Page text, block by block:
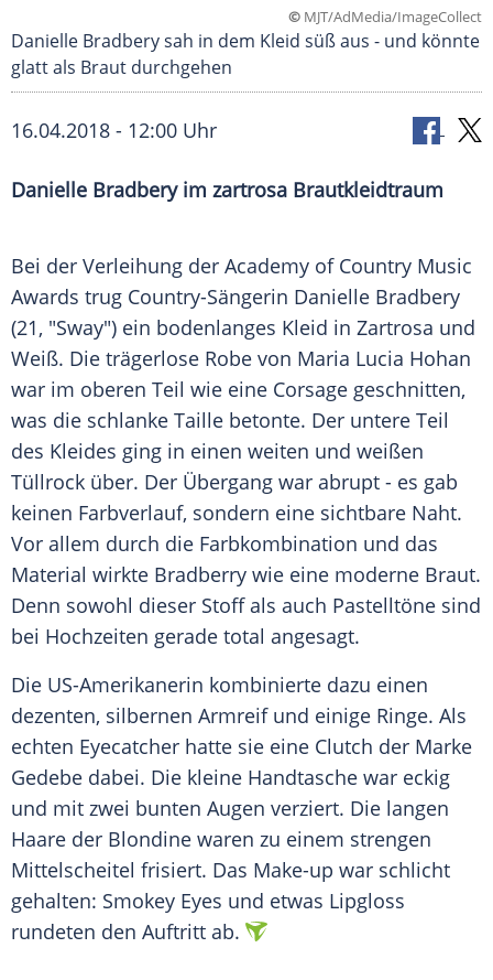
© MJT/AdMedia/ImageCollect
Danielle Bradbery sah in dem Kleid süß aus - und könnte
glatt als Braut durchgehen
16.04.2018 - 12:00 Uhr
Danielle Bradberyim zartrosa Brautkleidtraum
Bei der Verleihung der Academy of Country Music
Awards trug Country-Sängerin Danielle Bradbery
(21, "Sway") ein bodenlanges Kleid in Zartrosa und
Weiß. Die trägerlose Robe von Maria Lucia Hohan
war im oberen Teil wie eine Corsage geschnitten,
was die schlanke Taille betonte. Der untere Teil
des Kleides ging in einen weiten und weißen
Tüllrock über. Der Übergang war abrupt - es gab
keinen Farbverlauf, sondern eine sichtbare Naht.
Vor allem durch die Farbkombination und das
Material wirkte Bradberry wie eine moderne Braut.
Denn sowohl dieser Stoff als auch Pastelltöne sind
bei Hochzeiten gerade total angesagt.
Die US-Amerikanerin kombinierte dazu einen
dezenten, silbernen Armreif und einige Ringe. Als
echten Eyecatcher hatte sie eine Clutch der Marke
Gedebe dabei. Die kleine Handtasche war eckig
und mit zwei bunten Augen verziert. Die langen
Haare der Blondine waren zu einem strengen
Mittelscheitel frisiert. Das Make-up war schlicht
gehalten: Smokey Eyes und etwas Lipgloss
rundeten den Auftritt ab.